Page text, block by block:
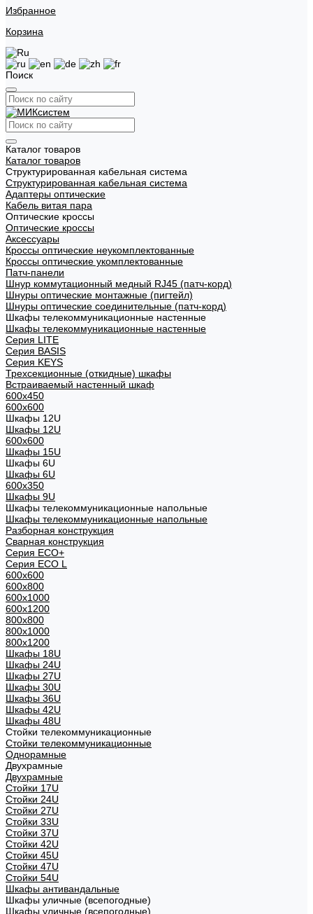
Избранное
Корзина
Поиск
Каталог товаров
Каталог товаров
Структурированная кабельная система
Структурированная кабельная система
Адаптеры оптические
Кабель витая пара
Оптические кроссы
Оптические кроссы
Аксессуары
Кроссы оптические неукомплектованные
Кроссы оптические укомплектованные
Патч-панели
Шнур коммутационный медный RJ45 (патч-корд)
Шнуры оптические монтажные (пигтейл)
Шнуры оптические соединительные (патч-корд)
Шкафы телекоммуникационные настенные
Шкафы телекоммуникационные настенные
Cерия LITE
Cерия BASIS
Cерия KEYS
Трехсекционные (откидные) шкафы
Встраиваемый настенный шкаф
600x450
600x600
Шкафы 12U
Шкафы 12U
600x600
Шкафы 15U
Шкафы 6U
Шкафы 6U
600x350
Шкафы 9U
Шкафы телекоммуникационные напольные
Шкафы телекоммуникационные напольные
Разборная конструкция
Сварная конструкция
Серия ECO+
Серия ECO L
600x600
600x800
600х1000
600х1200
800x800
800х1000
800х1200
Шкафы 18U
Шкафы 24U
Шкафы 27U
Шкафы 30U
Шкафы 36U
Шкафы 42U
Шкафы 48U
Стойки телекоммуникационные
Стойки телекоммуникационные
Однорамные
Двухрамные
Двухрамные
Стойки 17U
Стойки 24U
Стойки 27U
Стойки 33U
Стойки 37U
Стойки 42U
Стойки 45U
Стойки 47U
Стойки 54U
Шкафы антивандальные
Шкафы уличные (всепогодные)
Шкафы уличные (всепогодные)